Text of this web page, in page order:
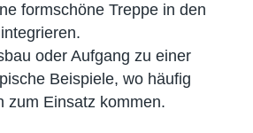
formschöne Treppe in den
oder Aufgang zu einer
Beispiele, wo häufig
zum Einsatz kommen.